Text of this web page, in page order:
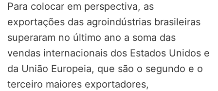
Para colocar em perspectiva, as
exportações das agroindústrias brasileiras
superaram no último ano a soma das
vendas internacionais dos Estados Unidos e
da União Europeia, que são o segundo e o
terceiro maiores exportadores,